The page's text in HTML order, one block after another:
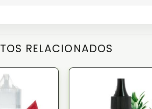
RELACIONADOS